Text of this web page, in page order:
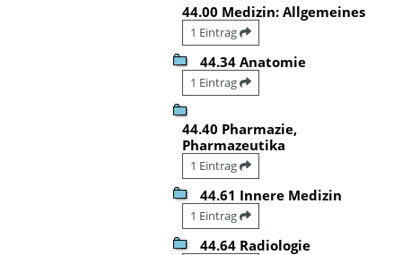
44.00 Medizin: Allgemeines
1 Eintrag
44.34 Anatomie
1 Eintrag
44.40 Pharmazie,
Pharmazeutika
1 Eintrag
44.61 Innere Medizin
1 Eintrag
44.64 Radiologie